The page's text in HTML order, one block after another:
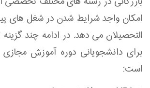
امکان واجد شرایط شدن در شغل های
التحصیلان می دهد. در ادامه چند
است: